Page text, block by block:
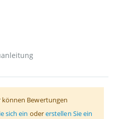
Bewertungen
sich ein odererstellen Sie ein